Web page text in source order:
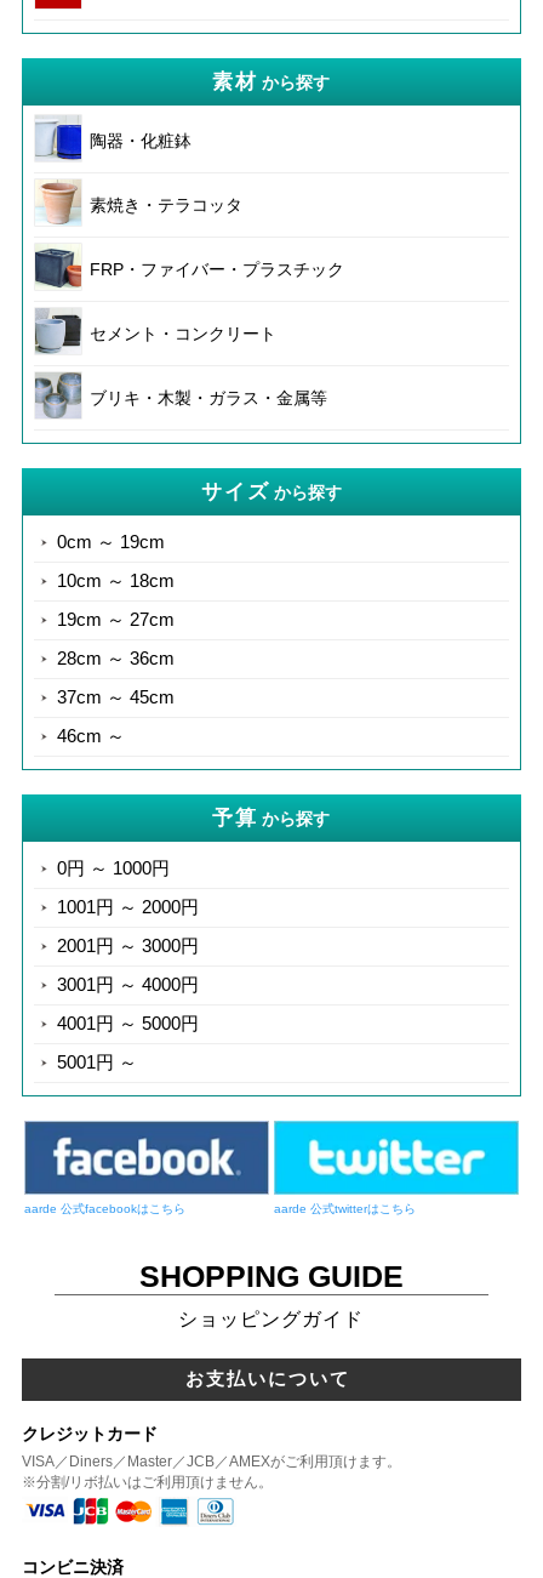
素材 から探す
陶器・化粧鉢
素焼き・テラコッタ
FRP・ファイバー・プラスチック
セメント・コンクリート
ブリキ・木製・ガラス・金属等
サイズ から探す
0cm ～ 19cm
10cm ～ 18cm
19cm ～ 27cm
28cm ～ 36cm
37cm ～ 45cm
46cm ～
予算 から探す
0円 ～ 1000円
1001円 ～ 2000円
2001円 ～ 3000円
3001円 ～ 4000円
4001円 ～ 5000円
5001円 ～
aarde 公式facebookはこちら aarde 公式twitterはこちら
SHOPPING GUIDE
ショッピングガイド
お支払いについて
クレジットカード
VISA／Diners／Master／JCB／AMEXがご利用頂けます。
※分割/リボ払いはご利用頂けません。
コンビニ決済